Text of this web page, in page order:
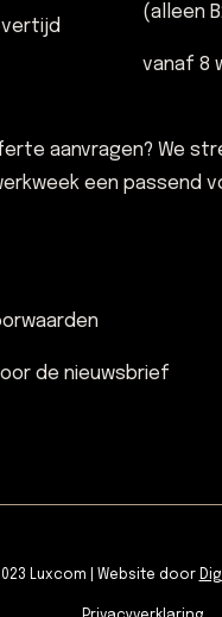
(alleen
vanaf 8
aanvragen? We
een passend
de nieuwsbrief
Luxcom | Website door